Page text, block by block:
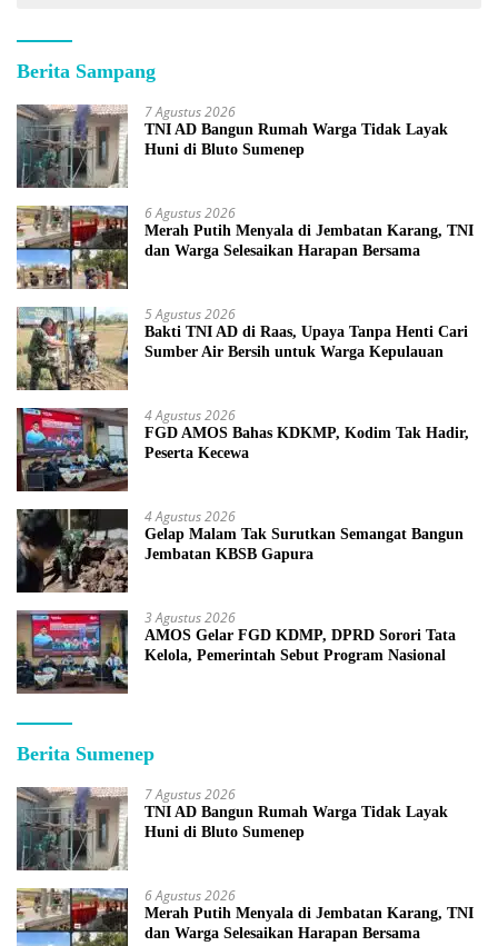
Berita Sampang
7 Agustus 2026
TNI AD Bangun Rumah Warga Tidak Layak
Huni di Bluto Sumenep
6 Agustus 2026
Merah Putih Menyala di Jembatan Karang, TNI
dan Warga Selesaikan Harapan Bersama
5 Agustus 2026
Bakti TNI AD di Raas, Upaya Tanpa Henti Cari
Sumber Air Bersih untuk Warga Kepulauan
4 Agustus 2026
FGD AMOS Bahas KDKMP, Kodim Tak Hadir,
Peserta Kecewa
4 Agustus 2026
Gelap Malam Tak Surutkan Semangat Bangun
Jembatan KBSB Gapura
3 Agustus 2026
AMOS Gelar FGD KDMP, DPRD Sorori Tata
Kelola, Pemerintah Sebut Program Nasional
Berita Sumenep
7 Agustus 2026
TNI AD Bangun Rumah Warga Tidak Layak
Huni di Bluto Sumenep
6 Agustus 2026
Merah Putih Menyala di Jembatan Karang, TNI
dan Warga Selesaikan Harapan Bersama